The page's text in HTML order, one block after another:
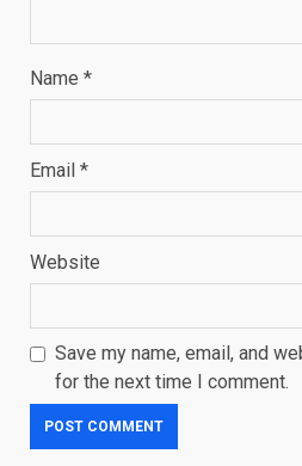
Name *
Email *
Website
Save my name, email, and
for the next time I comment.